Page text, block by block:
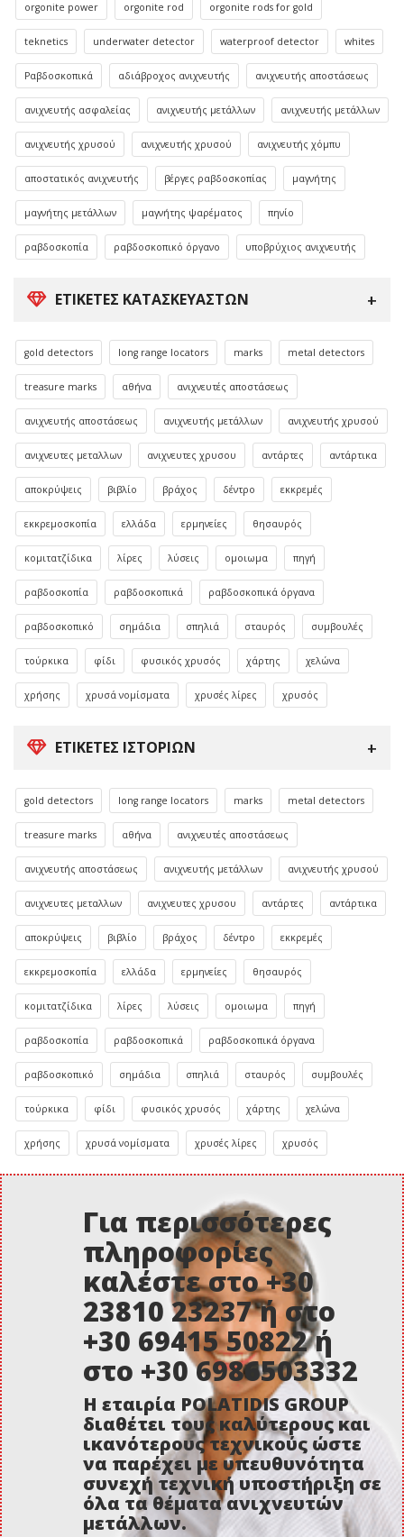
orgonite power orgonite rod orgonite rods for gold
teknetics underwater detector waterproof detector whites
Ραβδοσκοπικά αδιάβροχος ανιχνευτής ανιχνευτής αποστάσεως
ανιχνευτής ασφαλείας ανιχνευτής μετάλλων ανιχνευτής μετάλλων
ανιχνευτής χρυσού ανιχνευτής χρυσού ανιχνευτής χόμπυ
αποστατικός ανιχνευτής βέργες ραβδοσκοπίας μαγνήτης
μαγνήτης μετάλλων μαγνήτης ψαρέματος πηνίο
ραβδοσκοπία ραβδοσκοπικό όργανο υποβρύχιος ανιχνευτής
ΕΤΙΚΈΤΕΣ ΚΑΤΑΣΚΕΥΑΣΤΏΝ
gold detectors long range locators marks metal detectors
treasure marks αθήνα ανιχνευτές αποστάσεως
ανιχνευτής αποστάσεως ανιχνευτής μετάλλων ανιχνευτής χρυσού
ανιχνευτες μεταλλων ανιχνευτες χρυσου αντάρτες αντάρτικα
αποκρύψεις βιβλίο βράχος δέντρο εκκρεμές
εκκρεμοσκοπία ελλάδα ερμηνείες θησαυρός
κομιτατζίδικα λίρες λύσεις ομοιωμα πηγή
ραβδοσκοπία ραβδοσκοπικά ραβδοσκοπικά όργανα
ραβδοσκοπικό σημάδια σπηλιά σταυρός συμβουλές
τούρκικα φίδι φυσικός χρυσός χάρτης χελώνα
χρήσης χρυσά νομίσματα χρυσές λίρες χρυσός
ΕΤΙΚΈΤΕΣ ΙΣΤΟΡΙΏΝ
gold detectors long range locators marks metal detectors
treasure marks αθήνα ανιχνευτές αποστάσεως
ανιχνευτής αποστάσεως ανιχνευτής μετάλλων ανιχνευτής χρυσού
ανιχνευτες μεταλλων ανιχνευτες χρυσου αντάρτες αντάρτικα
αποκρύψεις βιβλίο βράχος δέντρο εκκρεμές
εκκρεμοσκοπία ελλάδα ερμηνείες θησαυρός
κομιτατζίδικα λίρες λύσεις ομοιωμα πηγή
ραβδοσκοπία ραβδοσκοπικά ραβδοσκοπικά όργανα
ραβδοσκοπικό σημάδια σπηλιά σταυρός συμβουλές
τούρκικα φίδι φυσικός χρυσός χάρτης χελώνα
χρήσης χρυσά νομίσματα χρυσές λίρες χρυσός
Για περισσότερες
πληροφορίες
καλέστε στο +30
23810 23237 ή στο
+30 69415 50822 ή
στο +30 6986503332
Η εταιρία POLATIDIS GROUP
διαθέτει τους καλύτερους και
ικανότερους τεχνικούς ώστε
να παρέχει με υπευθυνότητα
συνεχή τεχνική υποστήριξη σε
όλα τα θέματα ανιχνευτών
μετάλλων.